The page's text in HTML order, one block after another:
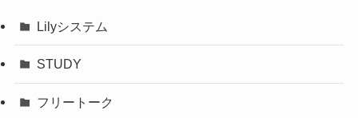
Lilyシステム
STUDY
フリートーク